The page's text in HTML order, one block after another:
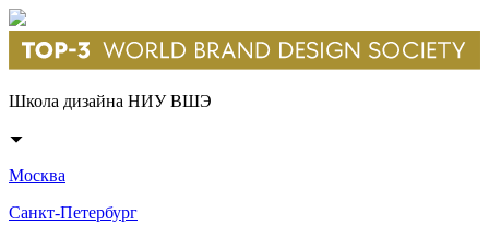
Школа дизайна НИУ ВШЭ
Москва
Санкт-Петербург